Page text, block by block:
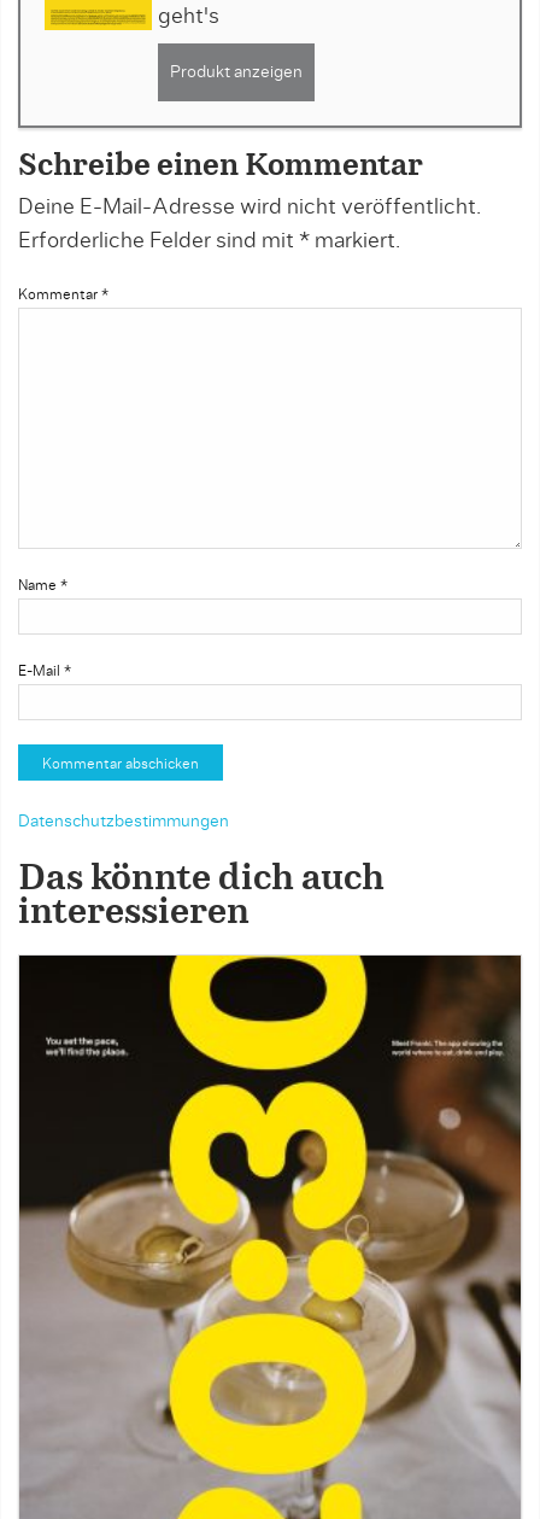
geht's
Produkt anzeigen
Schreibe einen Kommentar
Deine E-Mail-Adresse wird nicht veröffentlicht.
Erforderliche Felder sind mit * markiert.
Kommentar *
Name *
E-Mail *
Datenschutzbestimmungen
Das könnte dich auch
interessieren